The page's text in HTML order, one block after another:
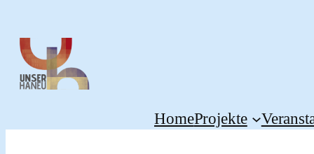
Inhalt
springen
HomeProjekte